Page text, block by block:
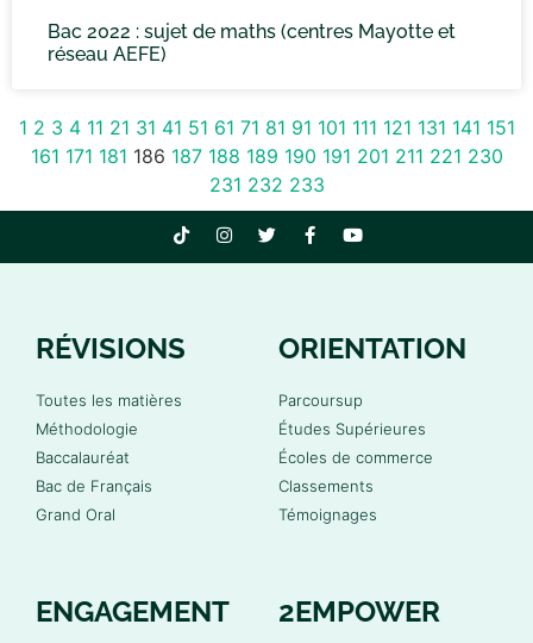
Bac 2022 : sujet de maths (centres Mayotte et
réseau AEFE)
1 2 3 4 11 21 31 41 51 61 71 81 91 101 111 121 131 141 151
161 171 181 186 187 188 189 190 191 201 211 221 230
231 232 233
RÉVISIONS
Toutes les matières
Méthodologie
Baccalauréat
Bac de Français
Grand Oral
ORIENTATION
Parcoursup
Études Supérieures
Écoles de commerce
Classements
Témoignages
ENGAGEMENT 2EMPOWER